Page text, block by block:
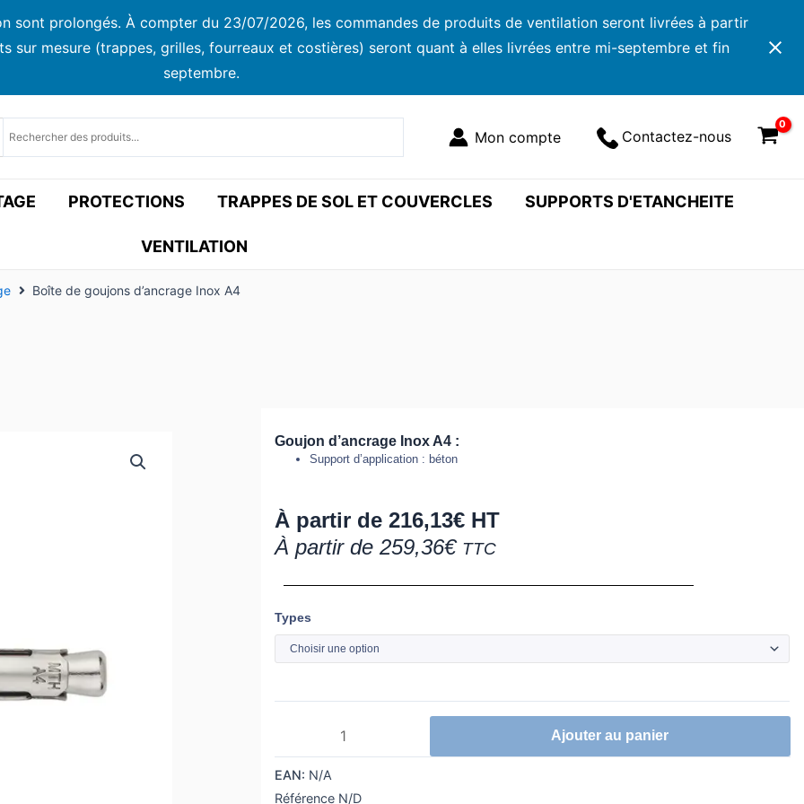
sont prolongés. À compter du 23/07/2026, les commandes de produits de ventilation seront livrées à partir
sur mesure (trappes, grilles, fourreaux et costières) seront quant à elles livrées entre mi-septembre et fin
septembre.
Contactez-nous
PROTECTIONS TRAPPES DE SOL ET COUVERCLES SUPPORTS D'ETANCHEITE
VENTILATION
Boîte de goujons d’ancrage Inox A4
Goujon d’ancrage Inox A4 :
Support d’application : béton
À partir de 216,13€ HT
À partir de259,36€ TTC
Types
quantité
de
Boîte
d'ancrage
Inox
A4
Ajouter au panier
EAN: N/A
Référence N/D